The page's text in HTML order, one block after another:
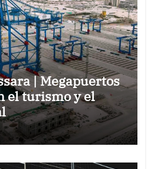
| Megapuertos
el turismo y el